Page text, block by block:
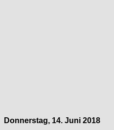
Donnerstag, 14. Juni 2018